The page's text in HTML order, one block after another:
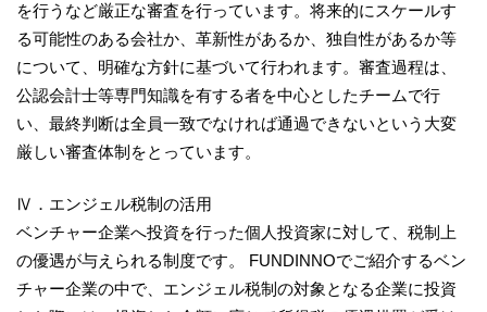
を行うなど厳正な審査を行っています。将来的にスケールす
る可能性のある会社か、革新性があるか、独自性があるか等
について、明確な方針に基づいて行われます。審査過程は、
公認会計士等専門知識を有する者を中心としたチームで行
い、最終判断は全員一致でなければ通過できないという大変
厳しい審査体制をとっています。
Ⅳ．エンジェル税制の活用
ベンチャー企業へ投資を行った個人投資家に対して、税制上
の優遇が与えられる制度です。 FUNDINNOでご紹介するベン
チャー企業の中で、エンジェル税制の対象となる企業に投資